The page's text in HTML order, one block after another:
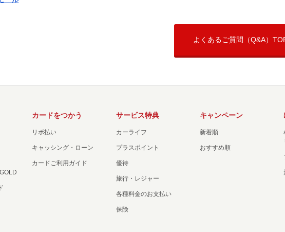
よくあるご質問（Q&A）
カードをつかう
リボ払い
キャッシング・ローン
カードご利用ガイド
サービス特典
カーライフ
プラスポイント
優待
旅行・レジャー
各種料金のお支払い
保険
キャンペーン
新着順
おすすめ順